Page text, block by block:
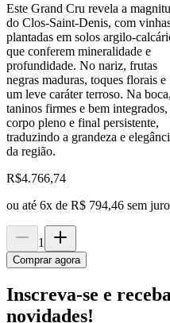
Este Grand Cru revela a
do Clos-Saint-Denis, com
plantadas em solos argilo-
que conferem mineralidade e
profundidade. No nariz, frutas
negras maduras, toques florais e
um leve caráter terroso. Na boca,
taninos firmes e bem integrados,
corpo pleno e final persistente,
traduzindo a grandeza e
da região.
R$4.766,74
ou até 6x de R$ 794,46 sem
1
Comprar agora
Inscreva-se e receba
novidades!